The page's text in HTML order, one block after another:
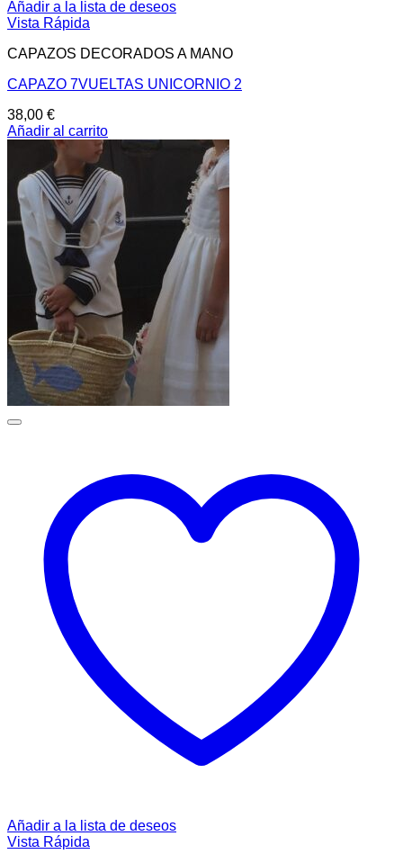
Añadir a la lista de deseos
Vista Rápida
CAPAZOS DECORADOS A MANO
CAPAZO 7VUELTAS UNICORNIO 2
38,00 €
Añadir al carrito
Añadir a la lista de deseos
Vista Rápida